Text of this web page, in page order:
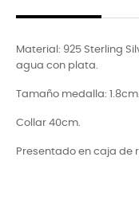
Material: 925 Sterling
agua con plata.
Tamaño medalla:
Collar 40cm.
Presentado en caja de